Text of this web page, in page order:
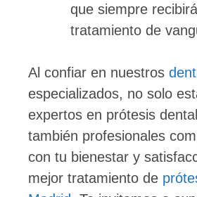
que siempre
tratamiento de
Al confiar en nuestros
especializados, no solo
expertos en prótesis
también profesionales
con tu bienestar y
mejor tratamiento de